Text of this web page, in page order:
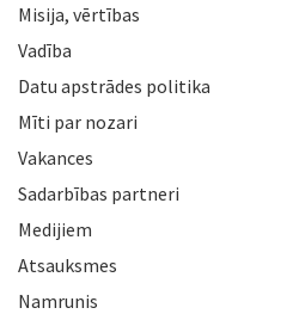
Misija, vērtības
Vadība
Datu apstrādes politika
Mīti par nozari
Vakances
Sadarbības partneri
Medijiem
Atsauksmes
Namrunis